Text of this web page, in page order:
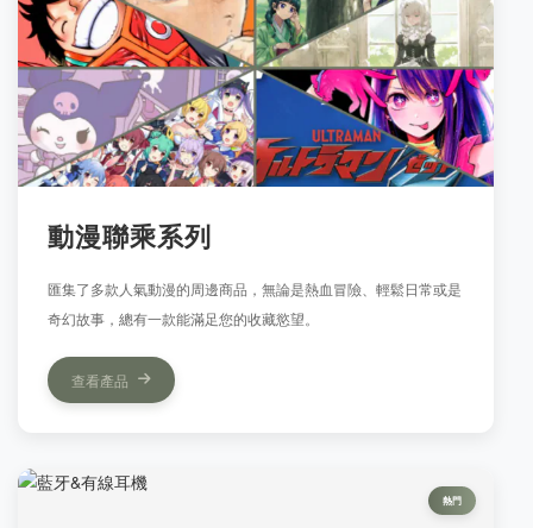
動漫聯乘系列
匯集了多款人氣動漫的周邊商品，無論是熱血冒險、輕鬆日常或是
奇幻故事，總有一款能滿足您的收藏慾望。
查看產品
熱門